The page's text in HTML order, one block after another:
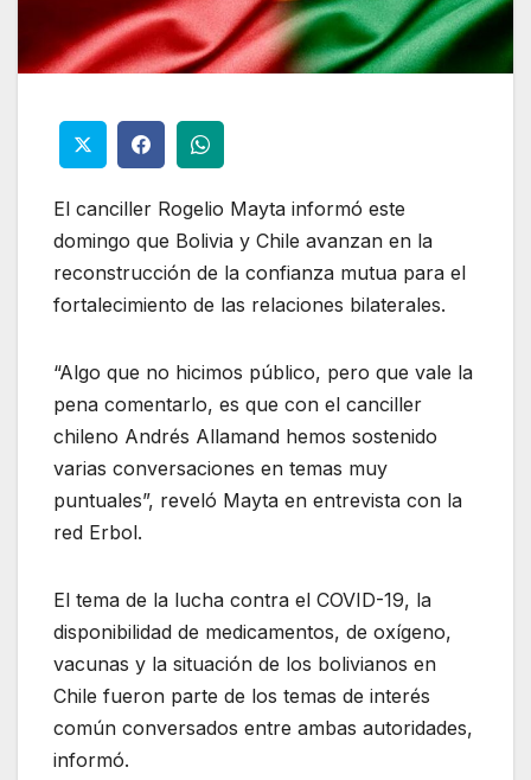
El canciller Rogelio Mayta informó este
domingo que Bolivia y Chile avanzan en la
reconstrucción de la confianza mutua para el
fortalecimiento de las relaciones bilaterales.
“Algo que no hicimos público, pero que vale la
pena comentarlo, es que con el canciller
chileno Andrés Allamand hemos sostenido
varias conversaciones en temas muy
puntuales”, reveló Mayta en entrevista con la
red Erbol.
El tema de la lucha contra el COVID-19, la
disponibilidad de medicamentos, de oxígeno,
vacunas y la situación de los bolivianos en
Chile fueron parte de los temas de interés
común conversados entre ambas autoridades,
informó.